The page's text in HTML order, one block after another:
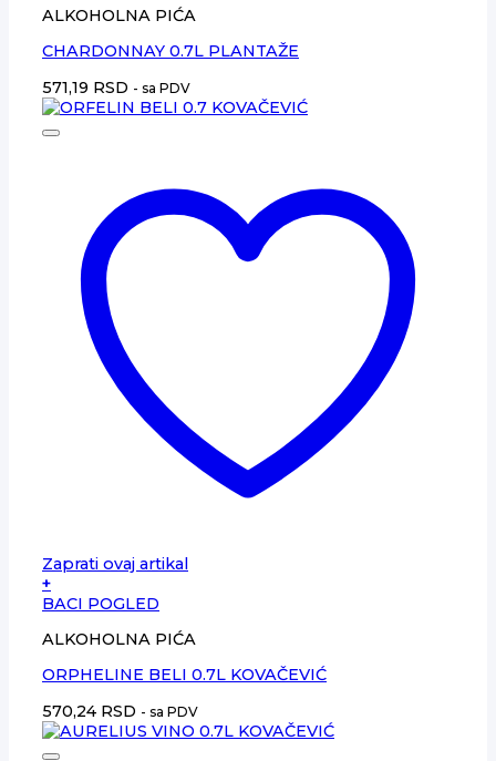
ALKOHOLNA PIĆA
CHARDONNAY 0.7L PLANTAŽE
571,19 RSD - sa PDV
Zaprati ovaj artikal
+
BACI POGLED
ALKOHOLNA PIĆA
ORPHELINE BELI 0.7L KOVAČEVIĆ
570,24 RSD - sa PDV